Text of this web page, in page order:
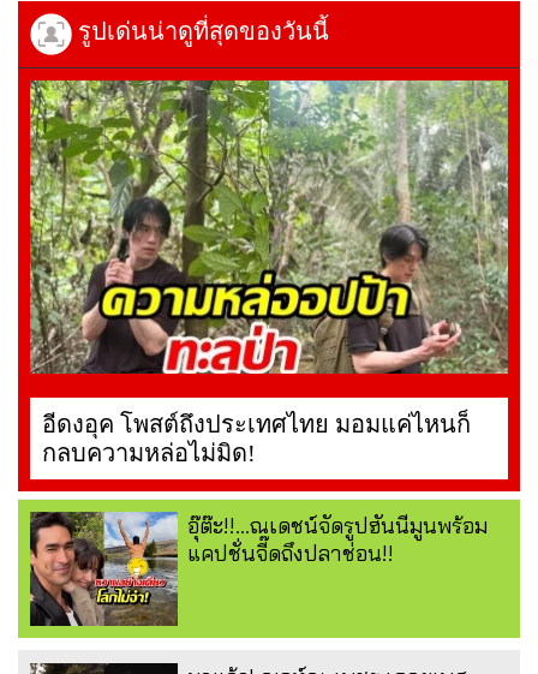
รูปเด่นน่าดูที่สุดของวันนี้
อีดงอุค โพสต์ถึงประเทศไทย มอมแค่ไหนก็
กลบความหล่อไม่มิด!
อุ๊ต๊ะ!!...ณเดชน์จัดรูปฮันนีมูนพร้อม
แคปชั่นจี๊ดถึงปลาช่อน!!